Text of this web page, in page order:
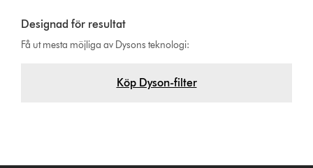
Designad för resultat
Få ut mesta möjliga av Dysons teknologi:
Köp Dyson-filter